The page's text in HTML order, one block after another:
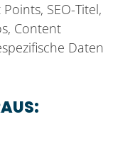
SEO-Titel,
Content
Daten